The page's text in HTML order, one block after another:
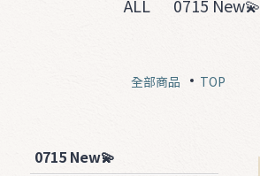
ALL
0715 New💫
全部商品 TOP
0715 New💫